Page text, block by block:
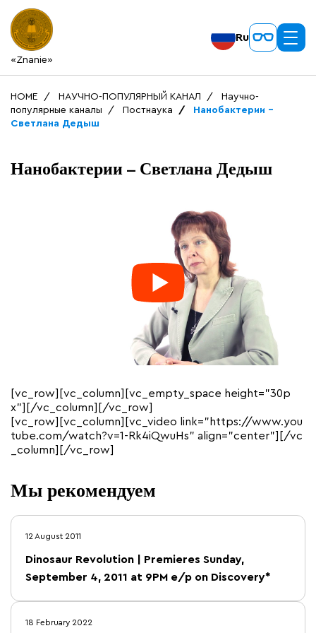
«Znanie»
Ru
HOME НАУЧНО-ПОПУЛЯРНЫЙ КАНАЛ
Научно-
популярные каналы
Постнаука
Нанобактерии –
Светлана Дедыш
Нанобактерии – Светлана Дедыш
[vc_row][vc_column][vc_empty_space height=”30p
x”][/vc_column][/vc_row]
[vc_row][vc_column][vc_video link=”https://www.you
tube.com/watch?v=1-Rk4iQwuHs” align=”center”][/vc
_column][/vc_row]
Мы рекомендуем
12 August 2011
Dinosaur Revolution | Premieres Sunday,
September 4, 2011 at 9PM e/p on Discovery*
18 February 2022